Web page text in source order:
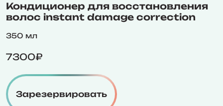
Кондиционер для восстановления
волос instant damage correction
350 мл
7300₽
Зарезервировать